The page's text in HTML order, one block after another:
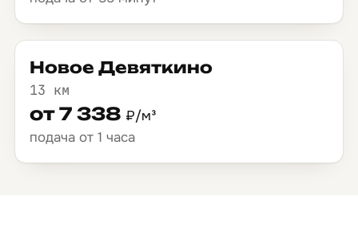
Новое Девяткино
13 км
от 7 338 ₽/м³
подача от 1 часа